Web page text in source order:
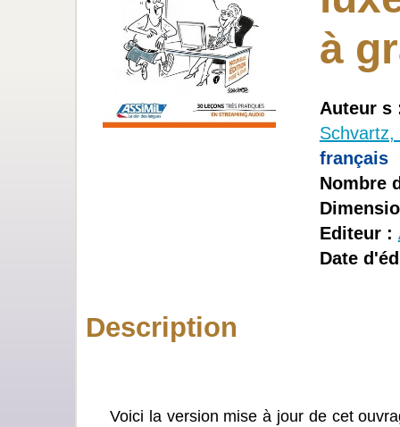
à
Auteur
français
Nombre
Editeur :
Date
Description
Voici la version mise à jour de cet